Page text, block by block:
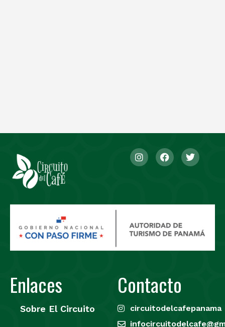
Enlaces
Sobre El Circuito
Contacto
circuitodelcafepanama